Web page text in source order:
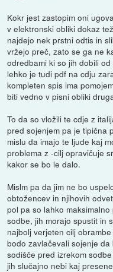
Kokr jest zastopim oni
v elektronski obliki dokaz
najdejo nek prstni odtis in
vržejo preč, zato se ga ne
odredbami ki so jih dobili
lehko je tudi pdf na cdju
kompleten spis ima
biti vedno v pisni obliki
To da so vložili te cdje z
pred sojenjem pa je tipična
mislu da imajo te ljude kaj
problema z -cilj opravičuje
kakor se bo le dalo.
Mislm pa da jim ne bo
obtožencev in njihovih
pol pa so lahko
sodbe, jih morajo spustit in
najbolj verjeten cilj
bodo zavlačevali sojenje
sodišče pred izrekom
jih slučajno nebi kaj